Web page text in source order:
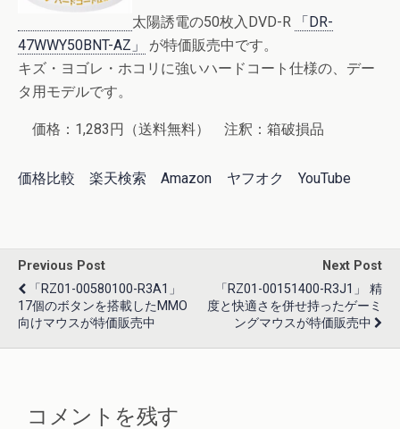
太陽誘電の50枚入DVD-R
「DR-
47WWY50BNT-AZ」
が特価販売中です。
キズ・ヨゴレ・ホコリに強いハードコート仕様の、デー
タ用モデルです。
価格：1,283円（送料無料） 注釈：箱破損品
価格比較 楽天検索 Amazon ヤフオク YouTube
Previous Post
「RZ01-00580100-R3A1」
17個のボタンを搭載したMMO
向けマウスが特価販売中
Next Post
「RZ01-00151400-R3J1」 精
度と快適さを併せ持ったゲーミ
ングマウスが特価販売中
コメントを残す